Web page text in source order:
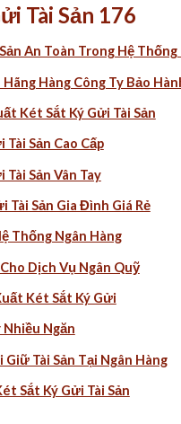
Tài Sản 176
An Toàn Trong Hệ Thống
Hàng Công Ty Bảo
Két Sắt Ký Gửi Tài Sản
Tài Sản Cao Cấp
Tài Sản Vân Tay
Tài Sản Gia Đình Giá Rẻ
Thống Ngân Hàng
Dịch Vụ Ngân Quỹ
Két Sắt Ký Gửi
Ngăn
Tài Sản Tại Ngân Hàng
Sắt Ký Gửi Tài Sản